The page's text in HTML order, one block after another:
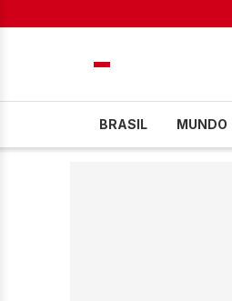
BRASIL MUNDO